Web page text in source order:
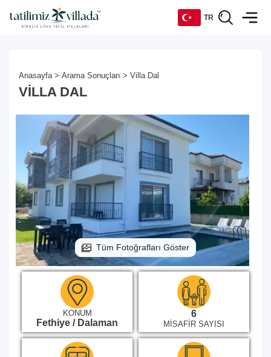
TR
RU
Anasayfa > Arama Sonuçları > Villa Dal
VILLA DAL
Tüm Fotoğrafları Göster
KONUM
Fethiye / Dalaman
6
MISAFIR SAYISI